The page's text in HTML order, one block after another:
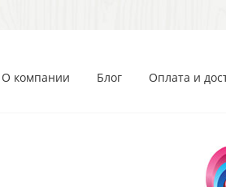
О компании Блог Оплата и